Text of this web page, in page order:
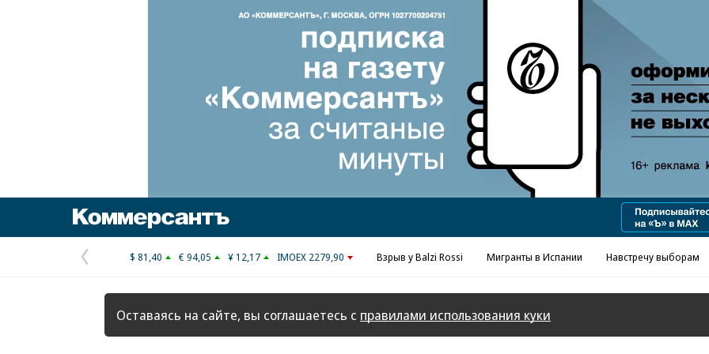
Предыдущая
страница
$ 81,40 € 94,05 ¥ 12,17 IMOEX 2279,90 Взрыв у Balzi Rossi Мигранты в Испании Навстречу выборам
Оставаясь на сайте, вы соглашаетесь с правилами использования куки